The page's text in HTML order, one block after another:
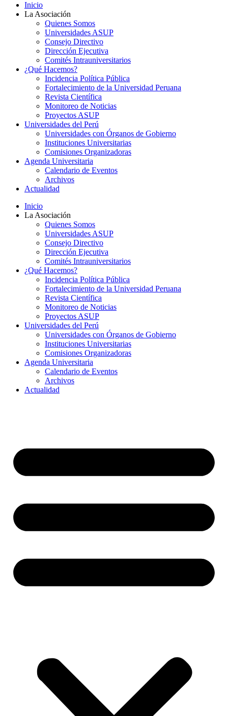
Inicio
La Asociación
Quienes Somos
Universidades ASUP
Consejo Directivo
Dirección Ejecutiva
Comités Intrauniversitarios
¿Qué Hacemos?
Incidencia Política Pública
Fortalecimiento de la Universidad Peruana
Revista Científica
Monitoreo de Noticias
Proyectos ASUP
Universidades del Perú
Universidades con Órganos de Gobierno
Instituciones Universitarias
Comisiones Organizadoras
Agenda Universitaria
Calendario de Eventos
Archivos
Actualidad
Inicio
La Asociación
Quienes Somos
Universidades ASUP
Consejo Directivo
Dirección Ejecutiva
Comités Intrauniversitarios
¿Qué Hacemos?
Incidencia Política Pública
Fortalecimiento de la Universidad Peruana
Revista Científica
Monitoreo de Noticias
Proyectos ASUP
Universidades del Perú
Universidades con Órganos de Gobierno
Instituciones Universitarias
Comisiones Organizadoras
Agenda Universitaria
Calendario de Eventos
Archivos
Actualidad